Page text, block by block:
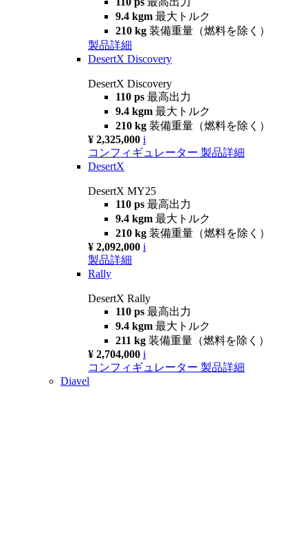
9.4 kgm 最大トルク
210 kg 装備重量（燃料を除く）
製品詳細
DesertX Discovery
DesertX Discovery
110 ps 最高出力
9.4 kgm 最大トルク
210 kg 装備重量（燃料を除く）
¥ 2,325,000 i
コンフィギュレーター 製品詳細
DesertX
DesertX MY25
110 ps 最高出力
9.4 kgm 最大トルク
210 kg 装備重量（燃料を除く）
¥ 2,092,000 i
製品詳細
Rally
DesertX Rally
110 ps 最高出力
9.4 kgm 最大トルク
211 kg 装備重量（燃料を除く）
¥ 2,704,000 i
コンフィギュレーター 製品詳細
Diavel